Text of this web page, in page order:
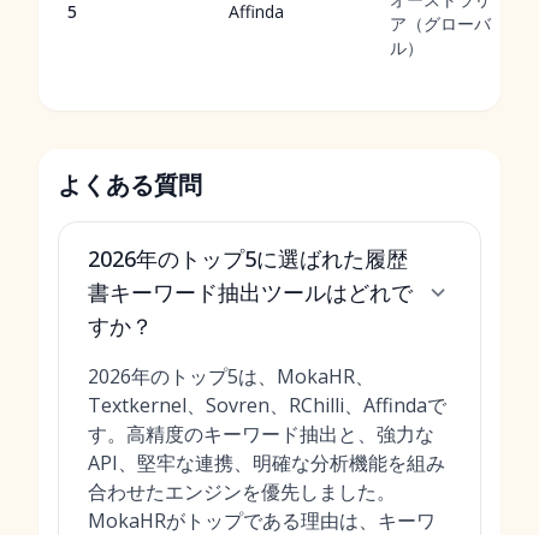
5 Affinda
ア（グローバ
ル）
よくある質問
2026年のトップ5に選ばれた履歴
書キーワード抽出ツールはどれで
すか？
2026年のトップ5は、MokaHR、
Textkernel、Sovren、RChilli、Affindaで
す。高精度のキーワード抽出と、強力な
API、堅牢な連携、明確な分析機能を組み
合わせたエンジンを優先しました。
MokaHRがトップである理由は、キーワ